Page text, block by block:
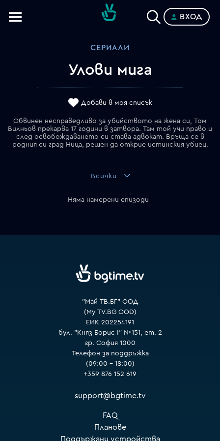
ВХОД
СЕРИАЛИ
Улови мига
Добави в моя списък
Обвинен несправедливо за убийството на жена си, Том
Вилньов прекарва 17 години в затвора. Там той учи право и
след освобождаването си става адвокат. Връща се в
родния си град Ница, решен да открие истинския убиец.
Всички
Няма намерени епизоди
"Май ТВ.БГ" ООД
(My TV.BG OOD)
ЕИК 202254191
бул. "Княз Борис I" №151, ет. 2
гр. София 1000
Телефон за поддръжка
(09:00 – 18:00)
+359 876 152 619
support@bgtime.tv
FAQ
Планове
Поддържани устройства